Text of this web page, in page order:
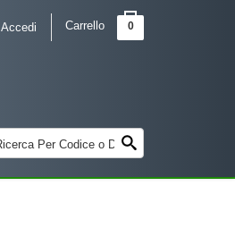
Accedi Carrello 0